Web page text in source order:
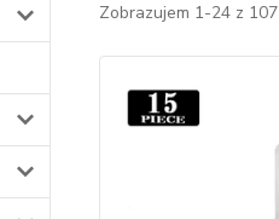
Zobrazujem 1-24 z 107